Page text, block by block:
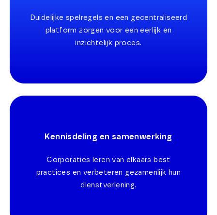
Duidelijke spelregels en een gecentraliseerd
platform zorgen voor een eerlijk en
inzichtelijk proces.
Kennisdeling en samenwerking
Corporaties leren van elkaars best
practices en verbeteren gezamenlijk hun
dienstverlening.